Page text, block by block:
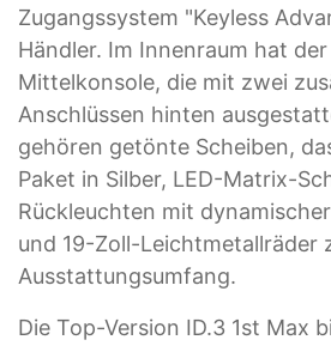
Zugangssystem "Keyless
Händler. Im Innenraum hat der
Mittelkonsole, die mit zwei
Anschlüssen hinten
gehören getönte Scheiben,
Paket in Silber, LED-Matrix-
Rückleuchten mit
und 19-Zoll-Leichtmetallräder
Ausstattungsumfang.
Die Top-Version ID.3 1st Max